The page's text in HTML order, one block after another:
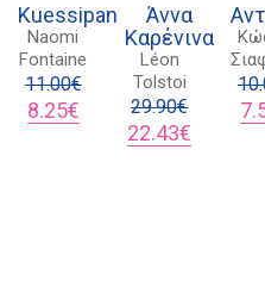
Kuessipan
Naomi
Fontaine
11.00€
Original
price
8.25€Η
τρέχουσα
Άννα
Καρένινα
Léon
Tolstoi
29.90€
Original
price
22.43€
τρέχουσα